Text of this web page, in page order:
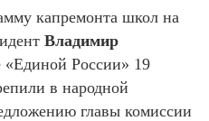
капремонта школ на
Владимир
«Единой России» 19
в народной
главы комиссии